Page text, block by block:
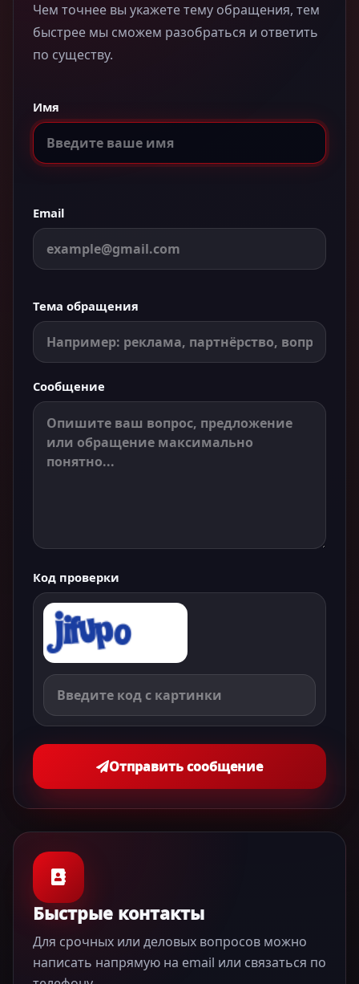
Чем точнее вы укажете тему обращения, тем
быстрее мы сможем разобраться и ответить
по существу.
Имя
Email
Тема обращения
Сообщение
Код проверки
Отправить сообщение
Быстрые контакты
Для срочных или деловых вопросов можно
написать напрямую на email или связаться по